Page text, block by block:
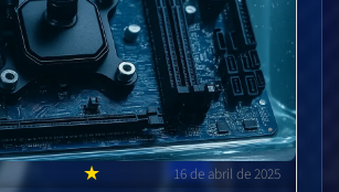
★ 16 de abril de 2025